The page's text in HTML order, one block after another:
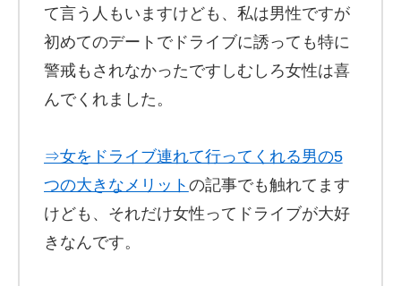
て言う人もいますけども、私は男性ですが
初めてのデートでドライブに誘っても特に
警戒もされなかったですしむしろ女性は喜
んでくれました。
⇒女をドライブ連れて行ってくれる男の5
つの大きなメリット の記事でも触れてます
けども、それだけ女性ってドライブが大好
きなんです。